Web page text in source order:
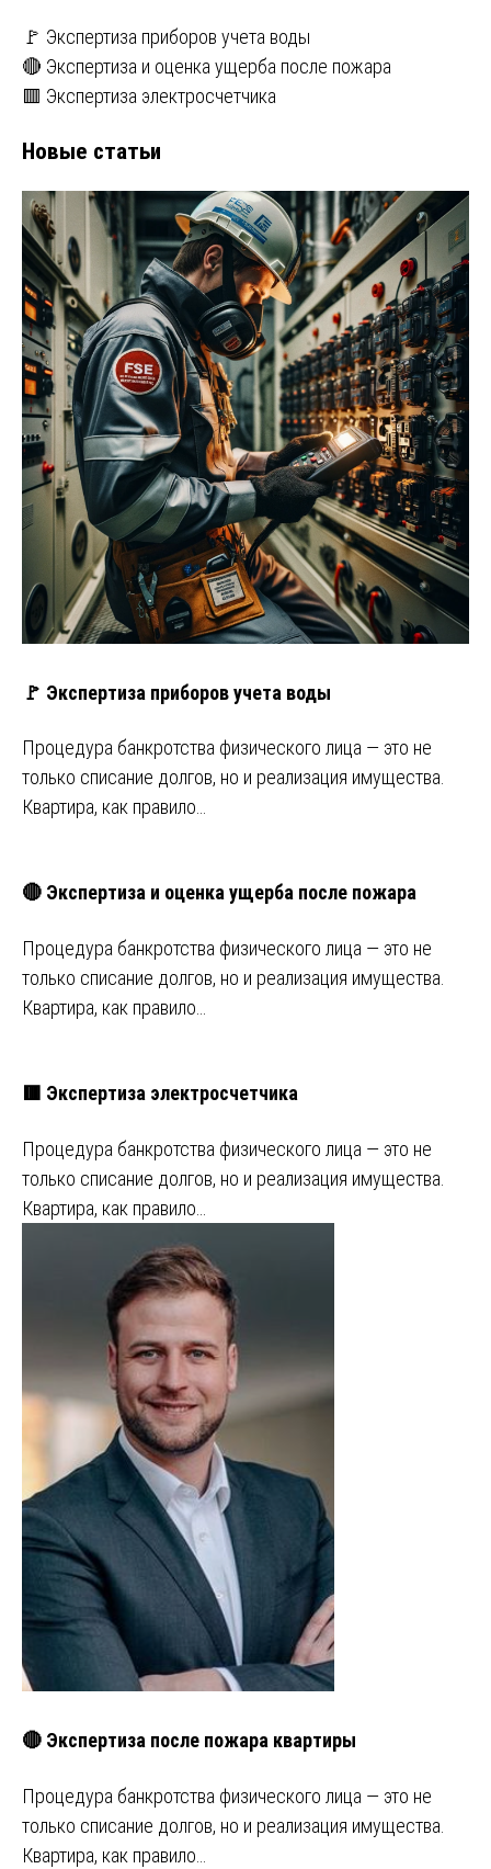
🚩 Экспертиза приборов учета воды
🔴 Экспертиза и оценка ущерба после пожара
🟥 Экспертиза электросчетчика
Новые статьи
🚩 Экспертиза приборов учета воды
Процедура банкротства физического лица — это не
только списание долгов, но и реализация имущества.
Квартира, как правило…
🔴 Экспертиза и оценка ущерба после пожара
Процедура банкротства физического лица — это не
только списание долгов, но и реализация имущества.
Квартира, как правило…
🟥 Экспертиза электросчетчика
Процедура банкротства физического лица — это не
только списание долгов, но и реализация имущества.
Квартира, как правило…
🔴 Экспертиза после пожара квартиры
Процедура банкротства физического лица — это не
только списание долгов, но и реализация имущества.
Квартира, как правило…